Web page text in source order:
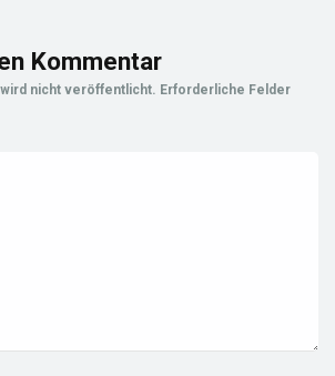
Kommentar
nicht veröffentlicht. Erforderliche Felder